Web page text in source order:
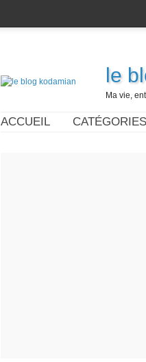
le
Ma vie,
ACCUEIL CATÉGORIES